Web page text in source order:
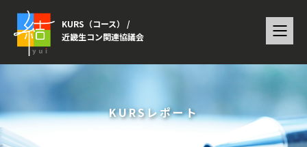
KURS（コース） /
近畿生コン関連協議会
KURSレポート